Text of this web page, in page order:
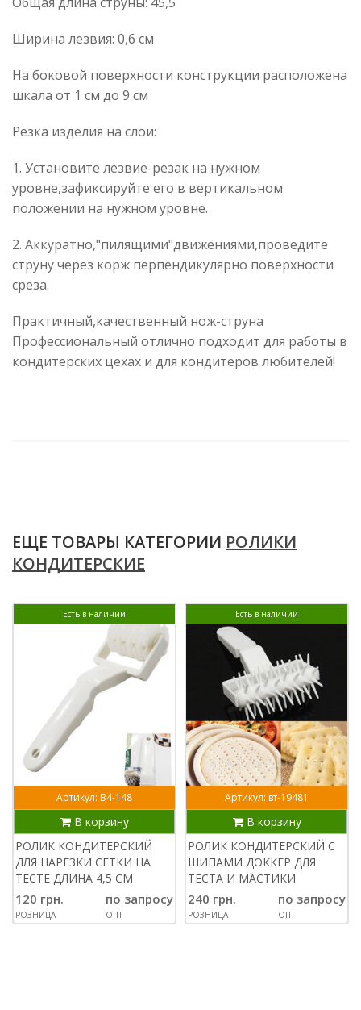
Ширина лезвия: 0,6 см
На боковой поверхности конструкции расположена
шкала от 1 см до 9 см
Резка изделия на слои:
1. Установите лезвие-резак на нужном
уровне,зафиксируйте его в вертикальном
положении на нужном уровне.
2. Аккуратно,"пилящими"движениями,проведите
струну через корж перпендикулярно поверхности
среза.
Практичный,качественный нож-струна
Профессиональный отлично подходит для работы в
кондитерских цехах и для кондитеров любителей!
ЕЩЕ ТОВАРЫ КАТЕГОРИИ РОЛИКИ
КОНДИТЕРСКИЕ
Есть в наличии
Артикул: В4-148
В корзину
РОЛИК КОНДИТЕРСКИЙ
ДЛЯ НАРЕЗКИ СЕТКИ НА
ТЕСТЕ ДЛИНА 4,5 СМ
120 грн.
РОЗНИЦА
по запросу
ОПТ
Есть в наличии
Артикул: вт-19481
В корзину
РОЛИК КОНДИТЕРСКИЙ С
ШИПАМИ ДОККЕР ДЛЯ
ТЕСТА И МАСТИКИ
240 грн.
РОЗНИЦА
по запросу
ОПТ